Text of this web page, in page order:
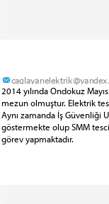
2014 yılında Ondokuz
mezun olmuştur. Elektrik
Aynı zamanda İş Güvenliği
göstermekte olup SMM
görev yapmaktadır.